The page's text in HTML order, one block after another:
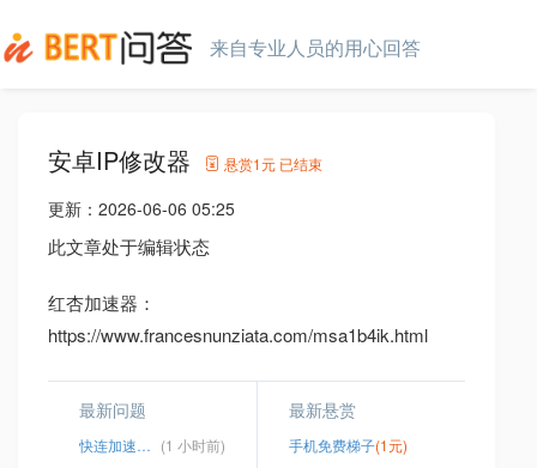
来自专业人员的用心回答
安卓IP修改器 悬赏1元 已结束
更新： 2026-06-06 05:25
此文章处于编辑状态
红杏加速器：
https://www.francesnunziata.com/msa1b4ik.html
最新问题
快连加速器客服 (1 小时前)
最新悬赏
手机免费梯子(1元)